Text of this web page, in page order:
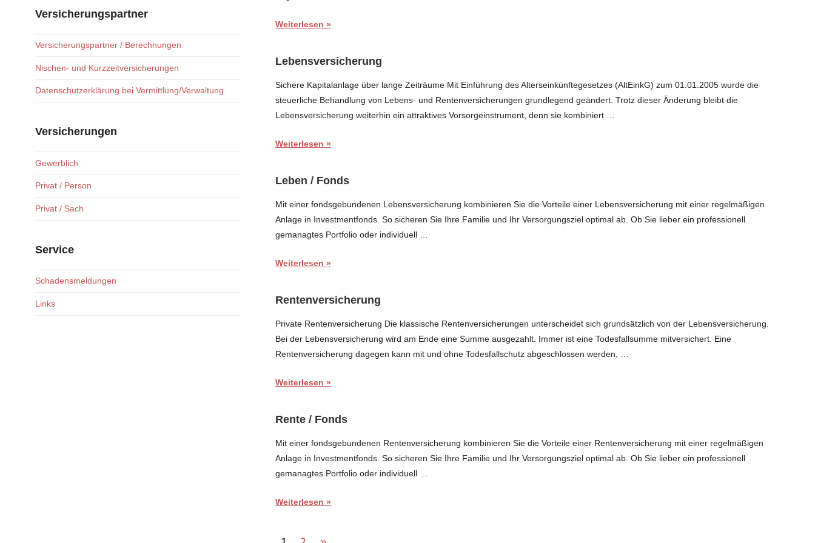
Weiterlesen
Lebensversicherung
Sichere Kapitalanlage über lange Zeiträume Mit Einführung des Alterseinkünftegesetzes (AltEinkG) zum 01.01.2005 wurde die
steuerliche Behandlung von Lebens- und Rentenversicherungen grundlegend geändert. Trotz dieser Änderung bleibt die
Lebensversicherung weiterhin ein attraktives Vorsorgeinstrument, denn sie kombiniert …
Weiterlesen
Leben / Fonds
Mit einer fondsgebundenen Lebensversicherung kombinieren Sie die Vorteile einer Lebensversicherung mit einer regelmäßigen
Anlage in Investmentfonds. So sicheren Sie Ihre Familie und Ihr Versorgungsziel optimal ab. Ob Sie lieber ein professionell
gemanagtes Portfolio oder individuell …
Weiterlesen
Rentenversicherung
Private Rentenversicherung Die klassische Rentenversicherungen unterscheidet sich grundsätzlich von der Lebensversicherung.
Bei der Lebensversicherung wird am Ende eine Summe ausgezahlt. Immer ist eine Todesfallsumme mitversichert. Eine
Rentenversicherung dagegen kann mit und ohne Todesfallschutz abgeschlossen werden, …
Weiterlesen
Rente / Fonds
Mit einer fondsgebundenen Rentenversicherung kombinieren Sie die Vorteile einer Rentenversicherung mit einer regelmäßigen
Anlage in Investmentfonds. So sicheren Sie Ihre Familie und Ihr Versorgungsziel optimal ab. Ob Sie lieber ein professionell
gemanagtes Portfolio oder individuell …
Weiterlesen
Versicherungspartner
Versicherungspartner / Berechnungen
Nischen- und Kurzzeitversicherungen
Datenschutzerklärung bei Vermittlung/Verwaltung
Versicherungen
Gewerblich
Privat / Person
Privat / Sach
Service
Schadensmeldungen
Links